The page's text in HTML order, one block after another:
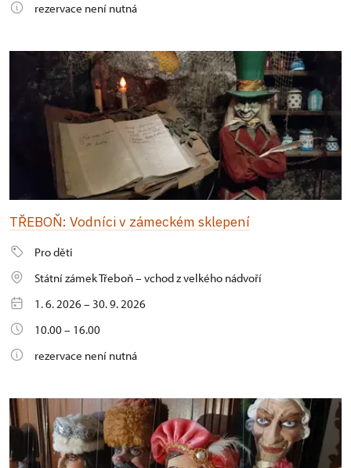
rezervace není nutná
TŘEBOŇ: Vodníci v zámeckém sklepení
Pro děti
Státní zámek Třeboň – vchod z velkého nádvoří
1. 6. 2026 – 30. 9. 2026
10.00 – 16.00
rezervace není nutná